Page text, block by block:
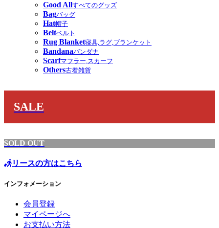
Good Allすべてのグッズ
Bagバッグ
Hat帽子
Beltベルト
Rug Blanket寝具,ラグ,ブランケット
Bandanaバンダナ
Scarfマフラー,スカーフ
Others古着雑貨
SALE
SOLD OUT
リースの方はこちら
インフォメーション
会員登録
マイページへ
お支払い方法